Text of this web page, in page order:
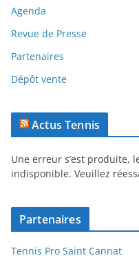
Agenda
Revue de Presse
Partenaires
Dépôt vente
Actus Tennis
Une erreur s’est produite,
indisponible. Veuillez
Partenaires
Tennis Pro Saint Cannat